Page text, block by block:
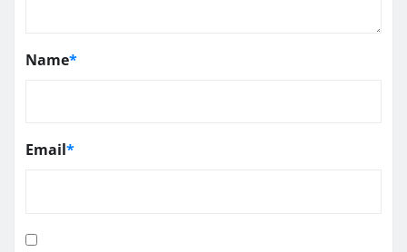
Name*
Email*